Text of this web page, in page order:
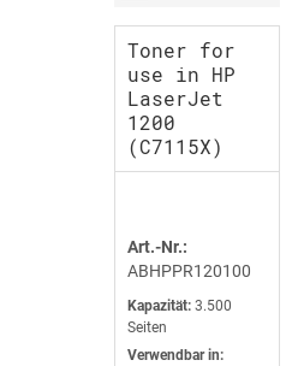
Toner for
use in HP
LaserJet
1200
(C7115X)
Art.-Nr.:
ABHPPR120100
Kapazität: 3.500
Seiten
Verwendbar in: